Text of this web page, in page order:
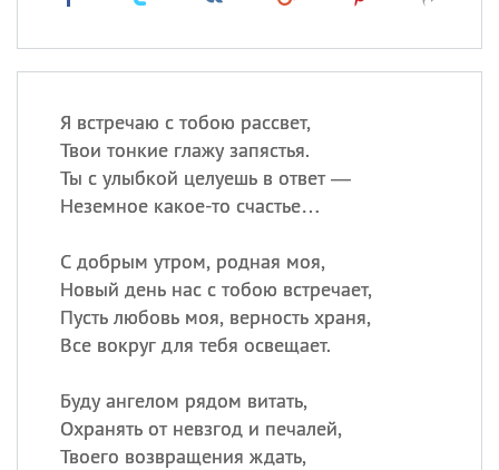
Я встречаю с тобою рассвет,
Твои тонкие глажу запястья.
Ты с улыбкой целуешь в ответ —
Неземное какое-то счастье…
С добрым утром, родная моя,
Новый день нас с тобою встречает,
Пусть любовь моя, верность храня,
Все вокруг для тебя освещает.
Буду ангелом рядом витать,
Охранять от невзгод и печалей,
Твоего возвращения ждать,